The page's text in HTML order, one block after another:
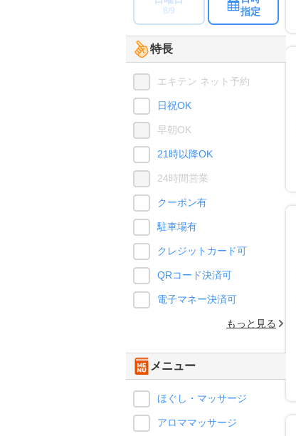
8/9
指定
特長
エキテン ネット予約
日祝OK
早朝OK
21時以降OK
24時間営業
クーポン有
駐車場有
クレジットカード可
QRコード決済可
電子マネー決済可
もっと見る
メニュー
ほぐし・マッサージ
アロママッサージ